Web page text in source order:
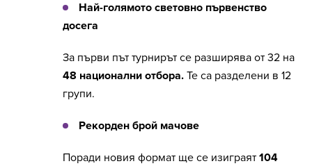
Най-голямото световно първенство
досега
За първи път турнирът се разширява от 32 на
48 национални отбора. Те са разделени в 12
групи.
Рекорден брой мачове
Поради новия формат ще се изиграят 104